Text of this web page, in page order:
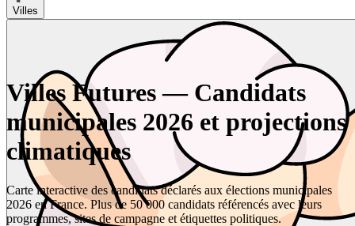
Villes
Villes Futures — Candidats
municipales 2026 et projections
climatiques
Carte interactive des candidats déclarés aux élections municipales
2026 en France. Plus de 50 000 candidats référencés avec leurs
programmes, sites de campagne et étiquettes politiques.